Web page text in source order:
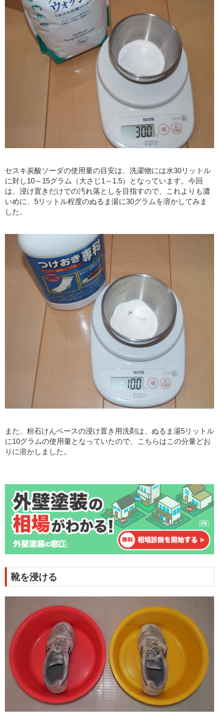
セスキ炭酸ソーダの使用量の目安は、洗濯物には水30リットル
に対し10～15グラム（大さじ1～1.5）となっています。今回
は、浸け置きだけでの汚れ落としを目指すので、これよりも濃
いめに、5リットル程度のぬるま湯に30グラムを溶かしてみま
した。
また、粉石けんベースの浸け置き用洗剤は、ぬるま湯5リットル
に10グラムの使用量となっていたので、こちらはこの分量どお
りに溶かしました。
靴を浸ける